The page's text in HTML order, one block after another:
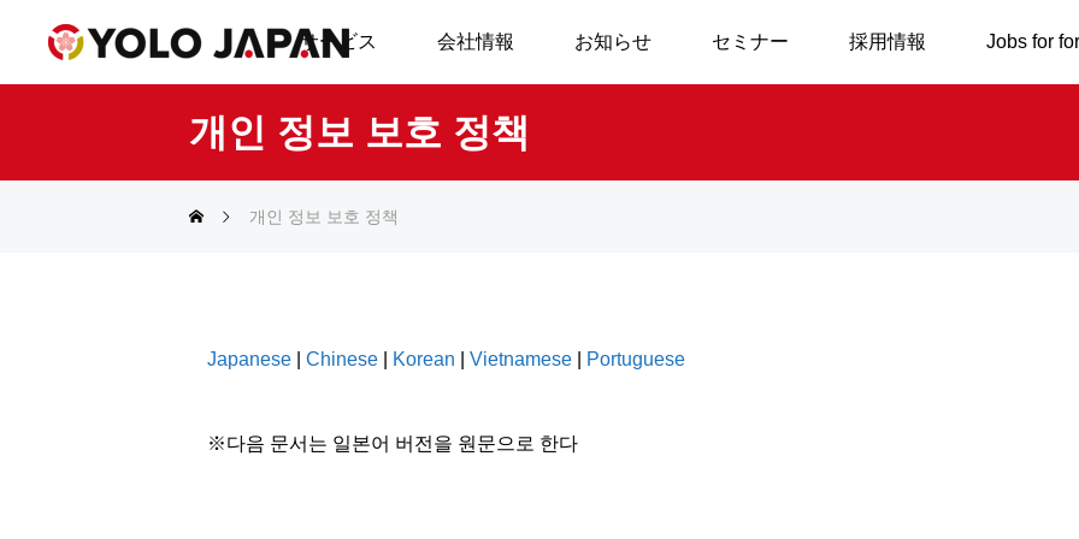
サービス 会社情報 お知らせ セミナー 採用情報 Jobs for
개인 정보 보호 정책
개인 정보 보호 정책
Japanese Chinese Korean Vietnamese Portuguese
※다음 문서는 일본어 버전을 원문으로 한다